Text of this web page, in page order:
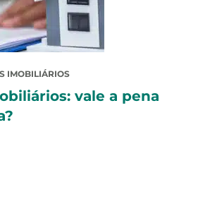
IMOBILIÁRIOS
vale a pena